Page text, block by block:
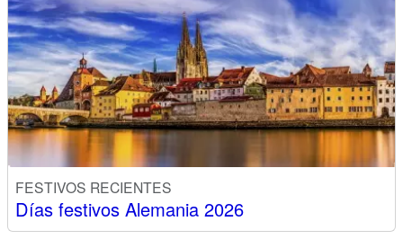
FESTIVOS RECIENTES
Días festivos Alemania 2026